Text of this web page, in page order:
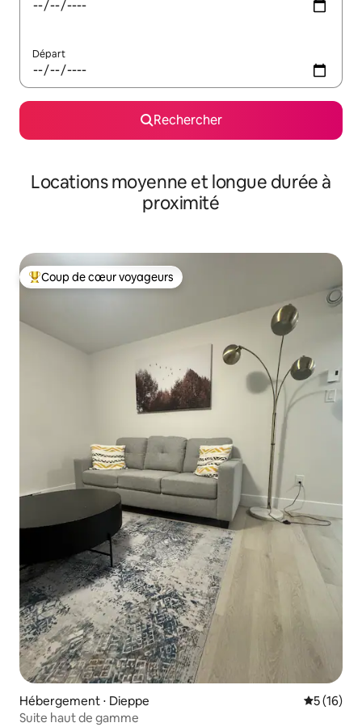
Départ
Rechercher
Locations moyenne et longue durée à
proximité
Coups de cœur voyageurs les plus appréciés
Coup de cœur voyageurs
Hébergement ⋅ Dieppe
5 (16)
Suite haut de gamme